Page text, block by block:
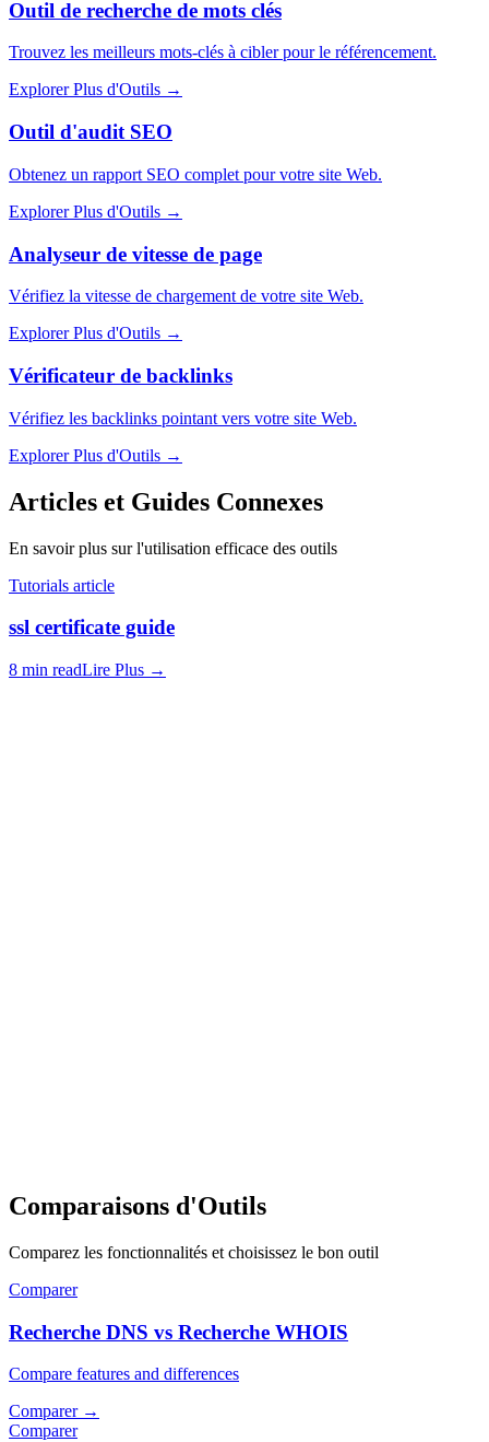
Outil de recherche de mots clés
Trouvez les meilleurs mots-clés à cibler pour le référencement.
Explorer Plus d'Outils →
Outil d'audit SEO
Obtenez un rapport SEO complet pour votre site Web.
Explorer Plus d'Outils →
Analyseur de vitesse de page
Vérifiez la vitesse de chargement de votre site Web.
Explorer Plus d'Outils →
Vérificateur de backlinks
Vérifiez les backlinks pointant vers votre site Web.
Explorer Plus d'Outils →
Articles et Guides Connexes
En savoir plus sur l'utilisation efficace des outils
Tutorials article
ssl certificate guide
8 min readLire Plus →
Comparaisons d'Outils
Comparez les fonctionnalités et choisissez le bon outil
Comparer
Recherche DNS vs Recherche WHOIS
Compare features and differences
Comparer→
Comparer